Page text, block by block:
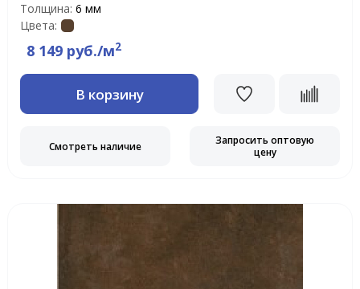
Толщина: 6 мм
Цвета:
8 149 руб./м2
В корзину
Смотреть наличие
Запросить оптовую
цену